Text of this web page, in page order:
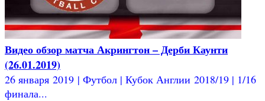
Видео обзор матча Акрингтон – Дерби Каунти
(26.01.2019)
26 января 2019 | Футбол | Кубок Англии 2018/19 | 1/16
финала...